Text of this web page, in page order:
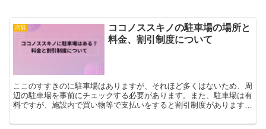
店舗
ココノススキノの駐車場の場所と
料金、割引制度について
ここのすすきのに駐車場はありますが、それほど多くはないため、周
辺の駐車場を事前にチェックする必要があります。また、駐車場は有
料ですが、施設内で買い物等で支払いをすると割引制度があります。
てください。